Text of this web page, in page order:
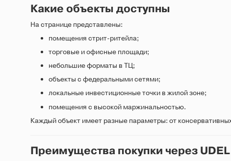
Какие объекты доступны
На странице представлены:
помещения стрит-ритейла;
торговые и офисные площади;
небольшие форматы в ТЦ;
объекты с федеральными сетями;
локальные инвестиционные точки в жилой зоне;
помещения с высокой маржинальностью.
Каждый объект имеет разные параметры: от
Преимущества покупки через